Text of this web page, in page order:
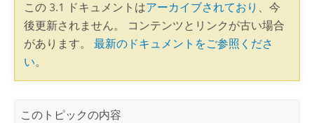
この 3.1 ドキュメントはアーカイブされており 、今
後更新されません。 コンテンツとリンクが古い場合
があります。 最新のドキュメントをご参照くださ
い。
このトピックの内容